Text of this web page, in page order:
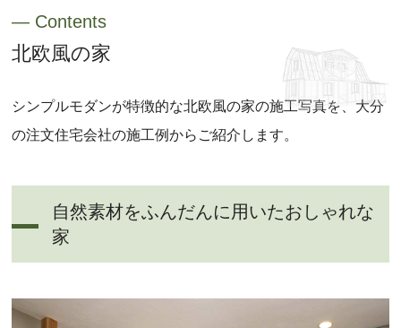
北欧風の家
シンプルモダンが特徴的な北欧風の家の施工写真を、大分
の注文住宅会社の施工例からご紹介します。
自然素材をふんだんに用いたおしゃれな
家